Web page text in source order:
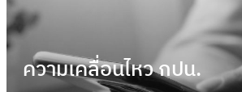
ความเคลื่อนไหว กปน.